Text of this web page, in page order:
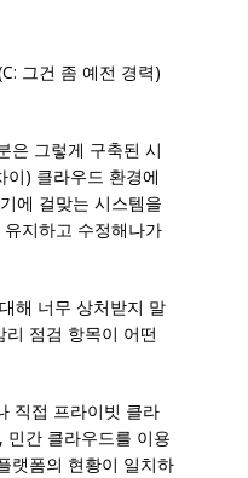
그건 좀 예전 경력)
은 그렇게 구축된 시
) 클라우드 환경에
에 걸맞는 시스템을
지하고 수정해나가
해 너무 상처받지 말
점검 항목이 어떤
직접 프라이빗 클라
민간 클라우드를 이용
랫폼의 현황이 일치하